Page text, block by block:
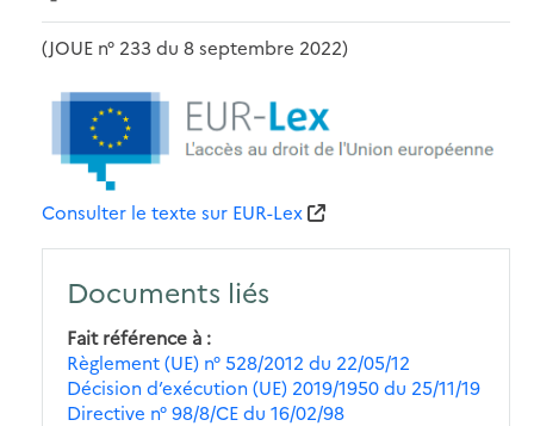
(JOUE n° 233 du 8 septembre 2022)
Consulter le texte sur EUR-Lex
Documents liés
Fait référence à
Règlement (UE) n° 528/2012 du 22/05/12
Décision d’exécution (UE) 2019/1950 du 25/11/19
Directive n° 98/8/CE du 16/02/98